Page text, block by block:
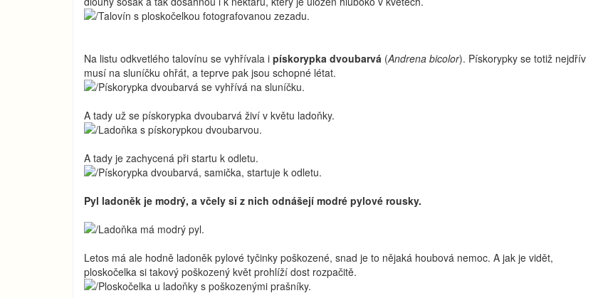
Na listu odkvetlého talovínu se vyhřívala i pískorypka dvoubarvá (Andrena bicolor). Pískorypky se totiž nejdřív
musí na sluníčku ohřát, a teprve pak jsou schopné létat.
A tady už se pískorypka dvoubarvá živí v květu ladoňky.
A tady je zachycená při startu k odletu.
Pyl ladoněk je modrý, a včely si z nich odnášejí modré pylové rousky.
Letos má ale hodně ladoněk pylové tyčinky poškozené, snad je to nějaká houbová nemoc. A jak je vidět,
ploskočelka si takový poškozený květ prohlíží dost rozpačitě.